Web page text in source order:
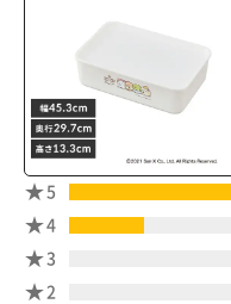
5
4
3
2